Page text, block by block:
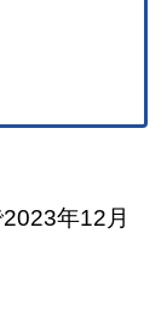
年12月